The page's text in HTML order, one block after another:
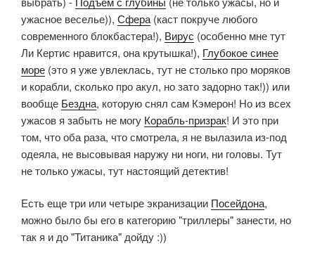
ужасное веселье)), Сфера (каст покруче любого
современного блокбастера!), Вирус (особенно мне тут
Ли Кертис нравится, она крутышка!), Глубокое синее
море (это я уже увлеклась, тут не столько про моряков
и корабли, сколько про акул, но зато задорно так!)) или
вообще Бездна, которую снял сам Кэмерон! Но из всех
ужасов я забыть не могу Корабль-призрак! И это при
том, что оба раза, что смотрела, я не вылазила из-под
одеяла, не высовывая наружу ни ноги, ни головы. Тут
не только ужасы, тут настоящий детектив!
Есть еще три или четыре экранизации Посейдона,
можно было бы его в категорию "триллеры" занести, но
так я и до "Титаника" дойду :))